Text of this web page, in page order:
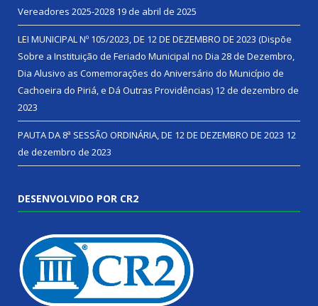
Vereadores 2025-2028 19 de abril de 2025
LEI MUNICIPAL Nº 105/2023, DE 12 DE DEZEMBRO DE 2023 (Dispõe
Sobre a Instituição de Feriado Municipal no Dia 28 de Dezembro,
Dia Alusivo as Comemorações do Aniversário do Município de
Cachoeira do Piriá, e Dá Outras Providências) 12 de dezembro de
2023
PAUTA DA 8ª SESSÃO ORDINÁRIA, DE 12 DE DEZEMBRO DE 2023 12
de dezembro de 2023
DESENVOLVIDO POR CR2